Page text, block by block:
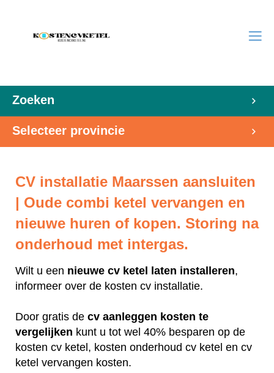
Zoeken
Selecteer provincie
CV installatie Maarssen aansluiten
| Oude combi ketel vervangen en
nieuwe huren of kopen. Storing na
onderhoud met intergas.
Wilt u een nieuwe cv ketel laten installeren,
informeer over de kosten cv installatie.
Door gratis de cv aanleggen kosten te
vergelijken kunt u tot wel 40% besparen op de
kosten cv ketel, kosten onderhoud cv ketel en cv
ketel vervangen kosten.